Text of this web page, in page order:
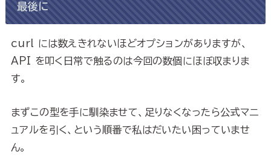
最後に
curl には数えきれないほどオプションがありますが、
API を叩く日常で触るのは今回の数個にほぼ収まりま
す。
まずこの型を手に馴染ませて、足りなくなったら公式マニ
ュアルを引く、という順番で私はだいたい困っていませ
ん。